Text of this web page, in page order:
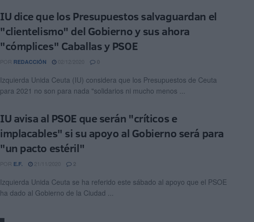
IU dice que los Presupuestos salvaguardan el
"clientelismo" del Gobierno y sus ahora
"cómplices" Caballas y PSOE
POR REDACCIÓN 0
Izquierda Unida Ceuta (IU) considera que los Presupuestos de Ceuta
para 2021 no son para nada "solidarios ni mucho menos ...
IU avisa al PSOE que serán "críticos e
implacables" si su apoyo al Gobierno será para
"un pacto estéril"
POR E.F. 2
Izquierda Unida Ceuta se ha referido este sábado al apoyo que el PSOE
ha dado al Gobierno de la Ciudad ...